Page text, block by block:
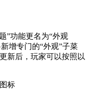
”功能更名为“外观
新增专门的“外观”子菜
新后，玩家可以按照以
标